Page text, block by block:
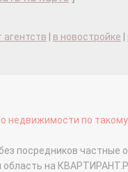
в новостройке
недвижимости по такому
посредников
область на